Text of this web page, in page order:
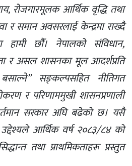
, रोजगारमूलक आर्थिक वृद्धि तथा
र समान अवसरलाई केन्द्रमा राख्दै
हामी छौँ। नेपालको संविधान,
र असल शासनका मूल आदर्शप्रति
सङ्‍कल्पसहित नीतिगत
र परिणाममुखी शासनप्रणाली
सरकार अघि बढेको छ। यसै
आर्थिक वर्ष २०८३/८४ को
तथा प्राथमिकताहरू प्रस्तुत